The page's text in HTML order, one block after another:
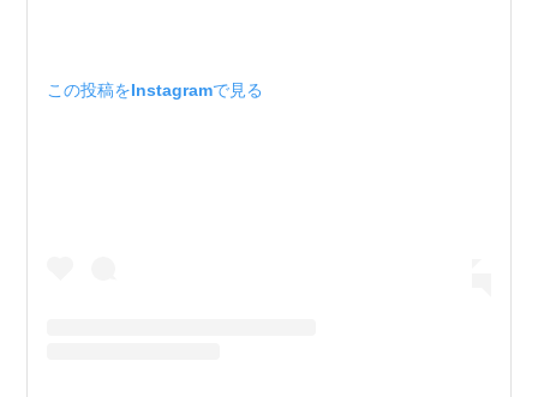
この投稿をInstagramで見る